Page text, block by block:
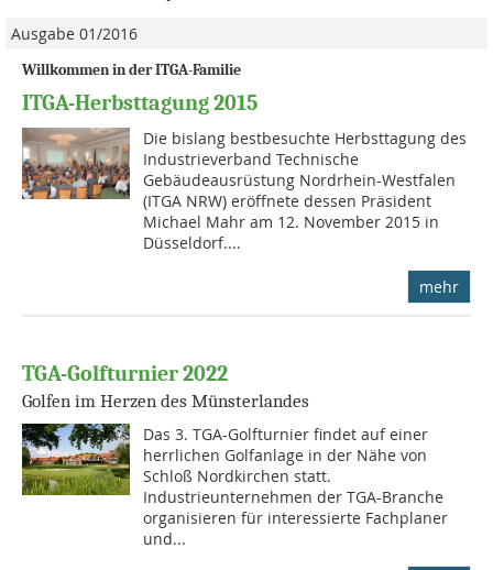
Ausgabe 01/2016
Willkommen in der ITGA-Familie
ITGA-Herbsttagung 2015
Die bislang bestbesuchte Herbsttagung des
Industrieverband Technische
Gebäudeausrüstung Nordrhein-Westfalen
(ITGA NRW) eröffnete dessen Präsident
Michael Mahr am 12. November 2015 in
Düsseldorf....
mehr
TGA-Golfturnier 2022
Golfen im Herzen des Münsterlandes
Das 3. TGA-Golfturnier findet auf einer
herrlichen Golfanlage in der Nähe von
Schloß Nordkirchen statt.
Industrieunternehmen der TGA-Branche
organisieren für interessierte Fachplaner
und...